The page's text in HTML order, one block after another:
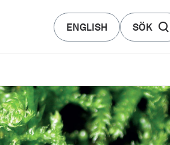
ENGLISH SÖK